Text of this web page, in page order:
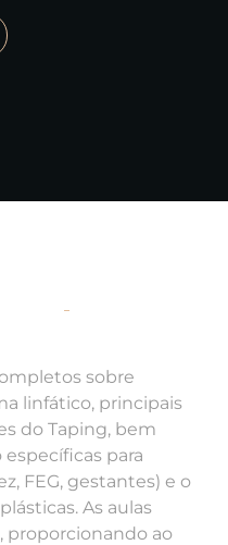
sobre
linfático, principais
do Taping, bem
para
FEG, gestantes) e o
As aulas
proporcionando ao